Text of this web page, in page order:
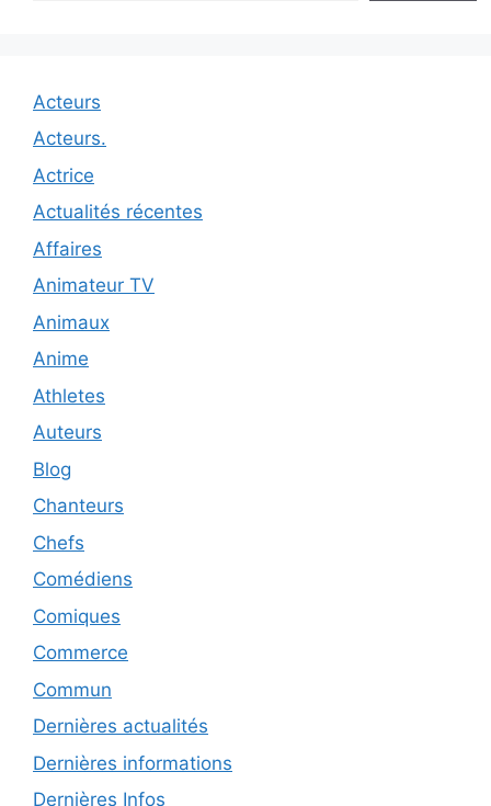
Acteurs
Acteurs.
Actrice
Actualités récentes
Affaires
Animateur TV
Animaux
Anime
Athletes
Auteurs
Blog
Chanteurs
Chefs
Comédiens
Comiques
Commerce
Commun
Dernières actualités
Dernières informations
Dernières Infos